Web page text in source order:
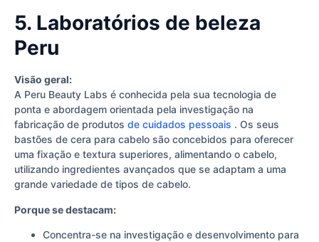
5. Laboratórios de beleza
Peru
Visão geral:
A Peru Beauty Labs é conhecida pela sua tecnologia de
ponta e abordagem orientada pela investigação na
fabricação de produtos de cuidados pessoais . Os seus
bastões de cera para cabelo são concebidos para oferecer
uma fixação e textura superiores, alimentando o cabelo,
utilizando ingredientes avançados que se adaptam a uma
grande variedade de tipos de cabelo.
Porque se destacam:
Concentra-se na investigação e desenvolvimento para